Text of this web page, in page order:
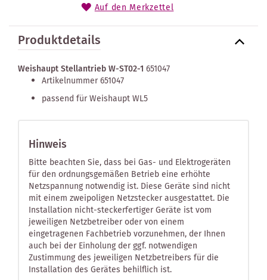
Auf den Merkzettel
Produktdetails
Weishaupt Stellantrieb W-ST02-1 651047
Artikelnummer 651047
passend für Weishaupt WL5
Hinweis
Bitte beachten Sie, dass bei Gas- und Elektrogeräten
für den ordnungsgemäßen Betrieb eine erhöhte
Netzspannung notwendig ist. Diese Geräte sind nicht
mit einem zweipoligen Netzstecker ausgestattet. Die
Installation nicht-steckerfertiger Geräte ist vom
jeweiligen Netzbetreiber oder von einem
eingetragenen Fachbetrieb vorzunehmen, der Ihnen
auch bei der Einholung der ggf. notwendigen
Zustimmung des jeweiligen Netzbetreibers für die
Installation des Gerätes behilflich ist.